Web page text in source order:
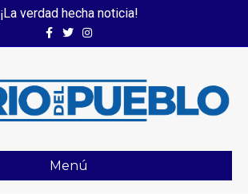
¡La verdad hecha noticia!
FacebookTwitterInstagram
Menú